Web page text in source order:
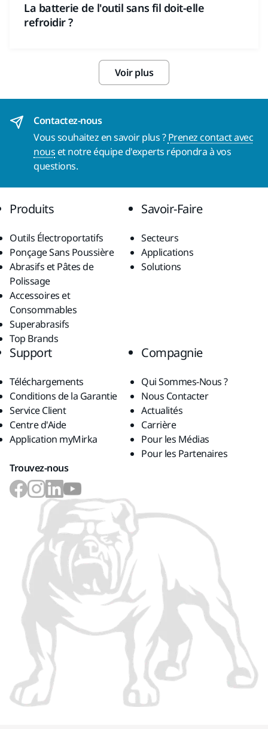
La batterie de l'outil sans fil doit-elle
refroidir ?
Voir plus
Contactez-nous
Vous souhaitez en savoir plus ?Prenez contact avec
nous et notre équipe d'experts répondra à vos
questions.
Produits
Outils Électroportatifs
Ponçage Sans Poussière
Abrasifs et Pâtes de
Polissage
Accessoires et
Consommables
Superabrasifs
Top Brands
Savoir-Faire
Secteurs
Applications
Solutions
Support
Téléchargements
Conditions de la Garantie
Service Client
Centre d'Aide
Application myMirka
Compagnie
Qui Sommes-Nous ?
Nous Contacter
Actualités
Carrière
Pour les Médias
Pour les Partenaires
Trouvez-nous